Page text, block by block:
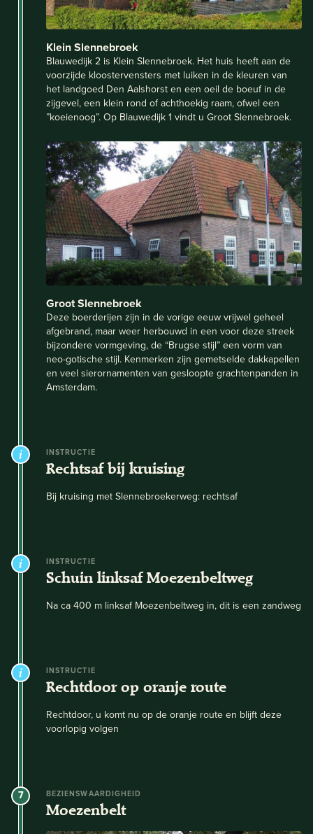
Klein Slennebroek
Blauwedijk 2 is Klein Slennebroek. Het huis heeft aan de
voorzijde kloostervensters met luiken in de kleuren van
het landgoed Den Aalshorst en een oeil de boeuf in de
zijgevel, een klein rond of achthoekig raam, ofwel een
”koeienoog”. Op Blauwedijk 1 vindt u Groot Slennebroek.
Groot Slennebroek
Deze boerderijen zijn in de vorige eeuw vrijwel geheel
afgebrand, maar weer herbouwd in een voor deze streek
bijzondere vormgeving, de “Brugse stijl” een vorm van
neo-gotische stijl. Kenmerken zijn gemetselde dakkapellen
en veel sierornamenten van gesloopte grachtenpanden in
Amsterdam.
INSTRUCTIE
Rechtsaf bij kruising
Bij kruising met Slennebroekerweg: rechtsaf
INSTRUCTIE
Schuin linksaf Moezenbeltweg
Na ca 400 m linksaf Moezenbeltweg in, dit is een zandweg
INSTRUCTIE
Rechtdoor op oranje route
Rechtdoor, u komt nu op de oranje route en blijft deze
voorlopig volgen
7 BEZIENSWAARDIGHEID
Moezenbelt